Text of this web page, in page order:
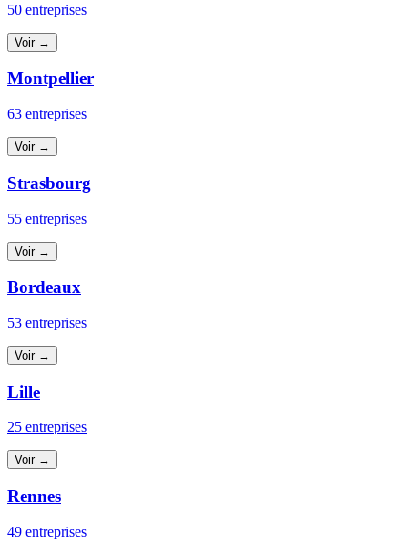
50 entreprises
Voir →
Montpellier
63 entreprises
Voir →
Strasbourg
55 entreprises
Voir →
Bordeaux
53 entreprises
Voir →
Lille
25 entreprises
Voir →
Rennes
49 entreprises